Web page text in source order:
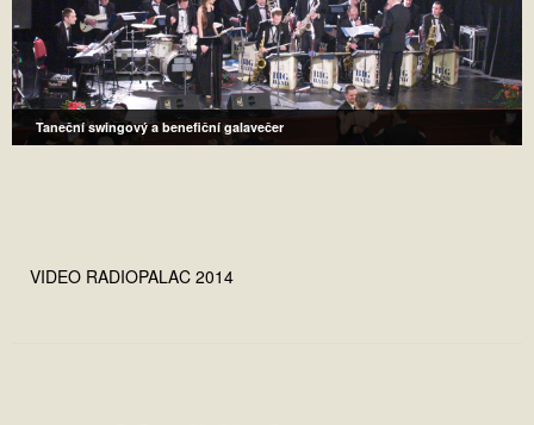
Taneční swingový a benefiční galavečer
VIDEO RADIOPALAC 2014